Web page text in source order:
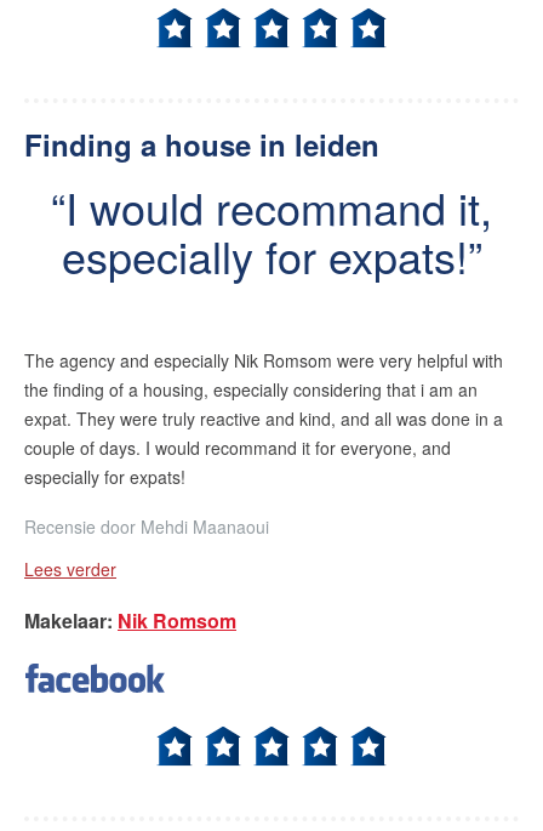
Finding a house in leiden
I would recommand it,
especially for expats!
The agency and especially Nik Romsom were very helpful with
the finding of a housing, especially considering that i am an
expat. They were truly reactive and kind, and all was done in a
couple of days. I would recommand it for everyone, and
especially for expats!
Recensie door Mehdi Maanaoui
Lees verder
Makelaar: Nik Romsom